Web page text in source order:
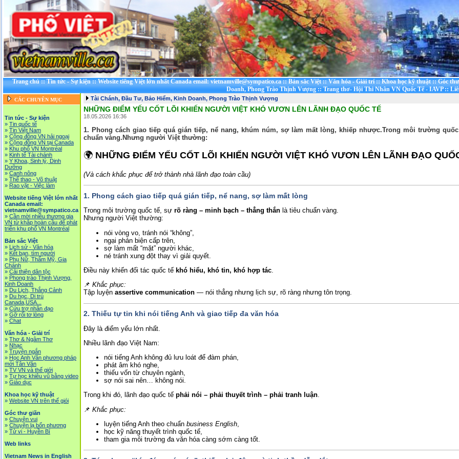
Trang chủ::Tin tức - Sự kiện::Website tiếng Việt lớn nhất Canada email: vietnamville@sympatico.ca::Bản sắc Việt::Văn hóa - Giải trí::Khoa học kỹ thuật::Góc
Doanh, Phong Trào Thịnh Vượng::Trang thơ- Hội Thi Nhân VN Quốc Tế - IAVP::
CÁC CHUYÊN MỤC
Tin tức - Sự kiện
» Tin quốc tế
» Tin Việt Nam
» Cộng đồng VN hải ngoại
» Cộng đồng VN tại Canada
» Khu phố VN Montréal
» Kinh tế Tài chánh
» Y Khoa, Sinh lý, Dinh
Dưỡng
» Canh nông
» Thể thao - Võ thuật
» Rao vặt - Việc làm
Website tiếng Việt lớn nhất
Canada email:
vietnamville@sympatico.ca
» Cần mời nhiều thương gia
VN từ khắp hoàn cầu để phát
triễn khu phố VN Montréal
Bản sắc Việt
» Lịch sử - Văn hóa
» Kết bạn, tìm người
» Phụ Nữ, Thẩm Mỹ, Gia
Chánh
» Cải thiện dân tộc
» Phong trào Thịnh Vượng,
Kinh Doanh
» Du Lịch, Thắng Cảnh
» Du học, Di trú
Canada,USA...
» Cứu trợ nhân đạo
» Gỡ rối tơ lòng
» Chat
Văn hóa - Giải trí
» Thơ & Ngâm Thơ
» Nhạc
» Truyện ngắn
» Học Anh Văn phương pháp
mới Tân Văn
» TV VN và thế giới
» Tự học khiêu vũ bằng video
» Giáo dục
Khoa học kỹ thuật
» Website VN trên thế giói
Góc thư giãn
» Chuyện vui
» Chuyện lạ bốn phương
» Tử vi - Huyền Bí
Web links
Vietnam News in English
Tài Chánh, Đầu Tư, Bảo Hiểm, Kinh Doanh, Phong Trào Thịnh Vượng
NHỮNG ĐIỂM YẾU CỐT LÕI KHIẾN NGƯỜI VIỆT KHÓ VƯƠN LÊN LÃNH ĐẠO QUỐC TẾ
18.05.2026 16:36
1. Phong cách giao tiếp quá gián tiếp, nể nang, khúm núm, sợ làm mất lòng, khiếp nhược.Trong môi trường
chuẩn vàng.Nhưng người Việt thường:
🌍 NHỮNG ĐIỂM YẾU CỐT LÕI KHIẾN NGƯỜI VIỆT KHÓ VƯƠN LÊN LÃNH ĐẠO
(Và cách khắc phục để trở thành nhà lãnh đạo toàn cầu)
1. Phong cách giao tiếp quá gián tiếp, nể nang, sợ làm mất lòng
Trong môi trường quốc tế, sự rõ ràng – minh bạch – thẳng thắn là tiêu chuẩn vàng.
Nhưng người Việt thường:
nói vòng vo, tránh nói “không”,
ngại phản biện cấp trên,
sợ làm mất “mặt” người khác,
né tránh xung đột thay vì giải quyết.
Điều này khiến đối tác quốc tế khó hiểu, khó tin, khó hợp tác
📌 Khắc phục:
Tập luyện assertive communication — nói thẳng nhưng lịch sự, rõ ràng nhưng tôn trọng.
2. Thiếu tự tin khi nói tiếng Anh và giao tiếp đa văn hóa
Đây là điểm yếu lớn nhất.
Nhiều lãnh đạo Việt Nam:
nói tiếng Anh không đủ lưu loát để đàm phán,
phát âm khó nghe,
thiếu vốn từ chuyên ngành,
sợ nói sai nên… không nói.
Trong khi đó, lãnh đạo quốc tế phải nói – phải thuyết trình – phải tranh luận.
📌 Khắc phục:
luyện tiếng Anh theo chuẩn business English,
học kỹ năng thuyết trình quốc tế,
tham gia môi trường đa văn hóa càng sớm càng tốt.